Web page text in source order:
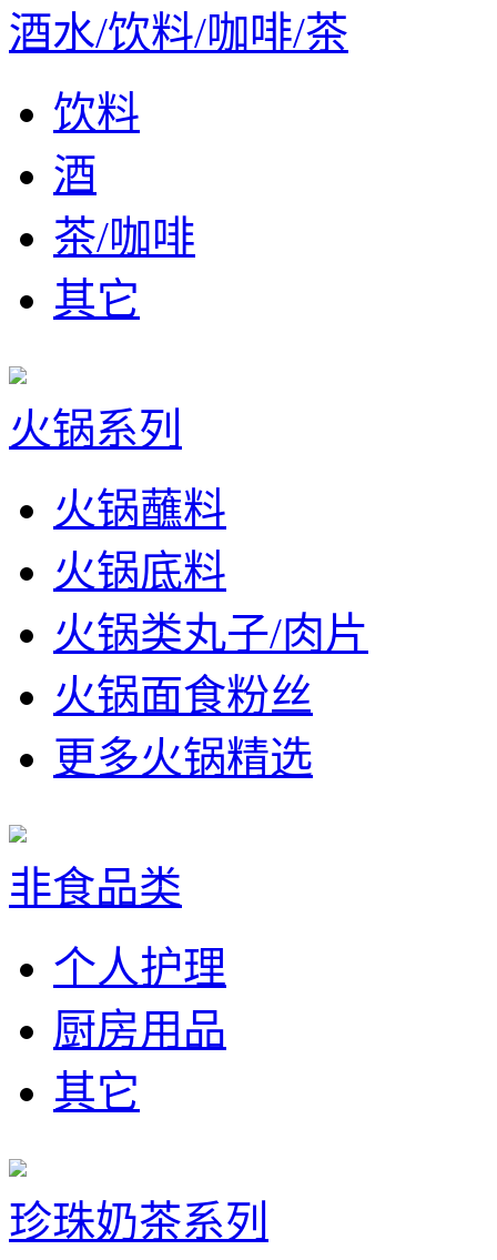
酒水/饮料/咖啡/茶
饮料
酒
茶/咖啡
其它
火锅系列
火锅蘸料
火锅底料
火锅类丸子/肉片
火锅面食粉丝
更多火锅精选
非食品类
个人护理
厨房用品
其它
珍珠奶茶系列